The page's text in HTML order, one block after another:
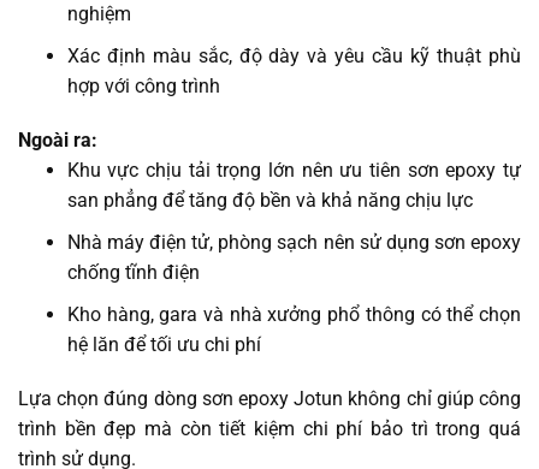
nghiệm
Xác định màu sắc, độ dày và yêu cầu kỹ thuật phù
hợp với công trình
Ngoài ra:
Khu vực chịu tải trọng lớn nên ưu tiên sơn epoxy tự
san phẳng để tăng độ bền và khả năng chịu lực
Nhà máy điện tử, phòng sạch nên sử dụng sơn epoxy
chống tĩnh điện
Kho hàng, gara và nhà xưởng phổ thông có thể chọn
hệ lăn để tối ưu chi phí
Lựa chọn đúng dòng sơn epoxy Jotun không chỉ giúp công
trình bền đẹp mà còn tiết kiệm chi phí bảo trì trong quá
trình sử dụng.